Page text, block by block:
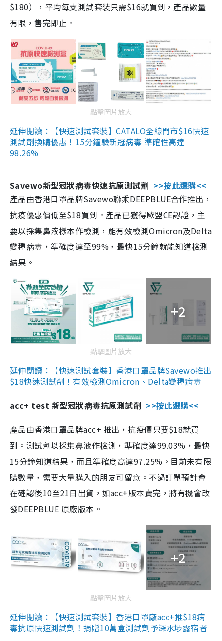
$180），平均每支測試套裝只需$16就買到，產品數量
有限，售完即止。
點擊圖片放大
延伸閱讀：【快速測試套裝】CATALO全線門市$16快速
測試劑換購優惠！15分鐘驗新冠病毒 準確性高達
98.26%
Savewo新型冠狀病毒快速抗原測試劑 >>按此選購<<
產品由香港口罩品牌Savewo聯乘DEEPBLUE合作推出，
抗疫優惠價低至$18買到。產品已獲得歐盟CE認證，主
要以採集鼻液樣本作檢測，能有效檢測Omicron及Delta
變種病毒，準確度達至99%，最快15分鐘就能知道檢測
結果。
+2
點擊圖片放大
延伸閱讀：【快速測試套裝】香港口罩品牌Savewo推出
$18快速測試劑！有效檢測Omicron、Delta變種病毒
acc+ test 新型冠狀病毒抗原測試劑 >>按此選購<<
產品由香港口罩品牌acc+ 推出，抗疫價只要$18就買
到。測試劑以採集鼻液作檢測，準確度達99.03%，最快
15分鐘知道結果，而且準確度高達97.25%。目前未有限
購數量，需要大量購入的朋友可留意。不過訂單預計會
在確認後10至21日出貨，如acc+版本賣完，將有機會改
發DEEPBLUE 原廠版本。
+2
點擊圖片放大
延伸閱讀：【快速測試套裝】香港口罩廠acc+推$18病
毒抗原快速測試劑！捐贈10萬盒測試劑予深水埗露宿者